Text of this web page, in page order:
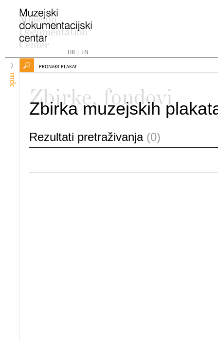
HR| EN
mdc
PRONAĐI PLAKAT
Zbirke, fondovi
Zbirka muzejskih
Rezultati pretraživanja (0)